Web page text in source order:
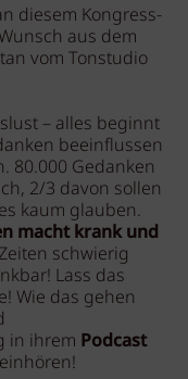
diesem Kongress-
aus dem
vom Tonstudio
– alles beginnt
beeinflussen
80.000 Gedanken
2/3 davon sollen
kaum glauben.
macht krank und
schwierig
Lass das
Wie das gehen
in ihrem Podcast